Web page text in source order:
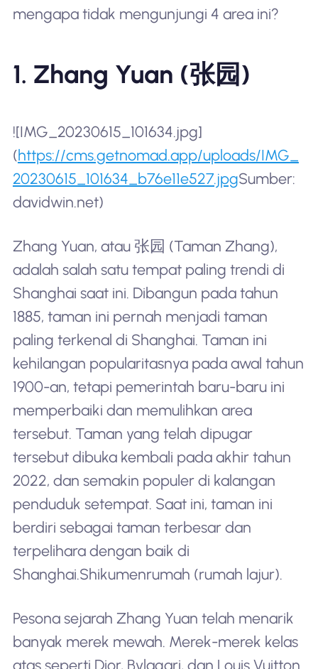
mengapa tidak mengunjungi 4 area ini?
1. Zhang Yuan (张园)
![IMG_20230615_101634.jpg]
(https://cms.getnomad.app/uploads/IMG_
20230615_101634_b76e11e527.jpgSumber:
davidwin.net)
Zhang Yuan, atau 张园 (Taman Zhang),
adalah salah satu tempat paling trendi di
Shanghai saat ini. Dibangun pada tahun
1885, taman ini pernah menjadi taman
paling terkenal di Shanghai. Taman ini
kehilangan popularitasnya pada awal tahun
1900-an, tetapi pemerintah baru-baru ini
memperbaiki dan memulihkan area
tersebut. Taman yang telah dipugar
tersebut dibuka kembali pada akhir tahun
2022, dan semakin populer di kalangan
penduduk setempat. Saat ini, taman ini
berdiri sebagai taman terbesar dan
terpelihara dengan baik di
Shanghai.Shikumenrumah (rumah lajur).
Pesona sejarah Zhang Yuan telah menarik
banyak merek mewah. Merek-merek kelas
atas seperti Dior, Bvlagari, dan Louis Vuitton